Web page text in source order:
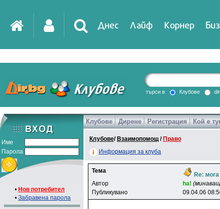
Днес Лайф Корнер
DirTV Impressio
Games
търси в Клубове
Име
Парола
• Нов потребител
• Забравена парола
Клубове Дирене Регистрация Кой е
Клубове/ Взаимопомощ / Право
Информация за клуба
Тема
Re:
Автор
ha!
Публикувано
09.04.06